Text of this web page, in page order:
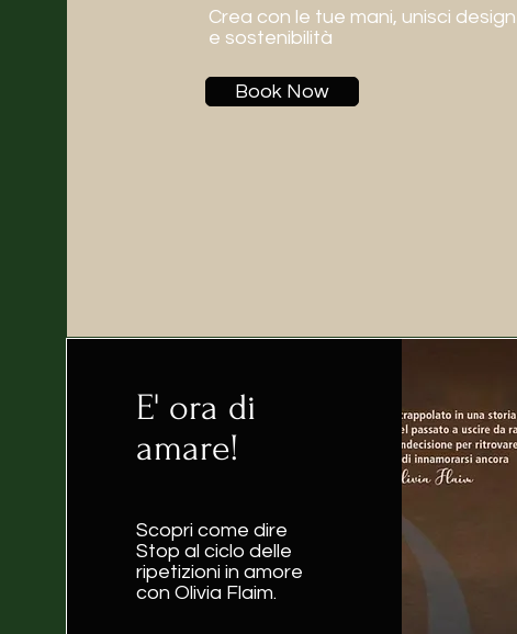
Crea con le tue mani, unisci design
e sostenibilità
Book Now
E' ora di
amare!
Scopri come dire
Stop al ciclo delle
ripetizioni in amore
con Olivia Flaim.